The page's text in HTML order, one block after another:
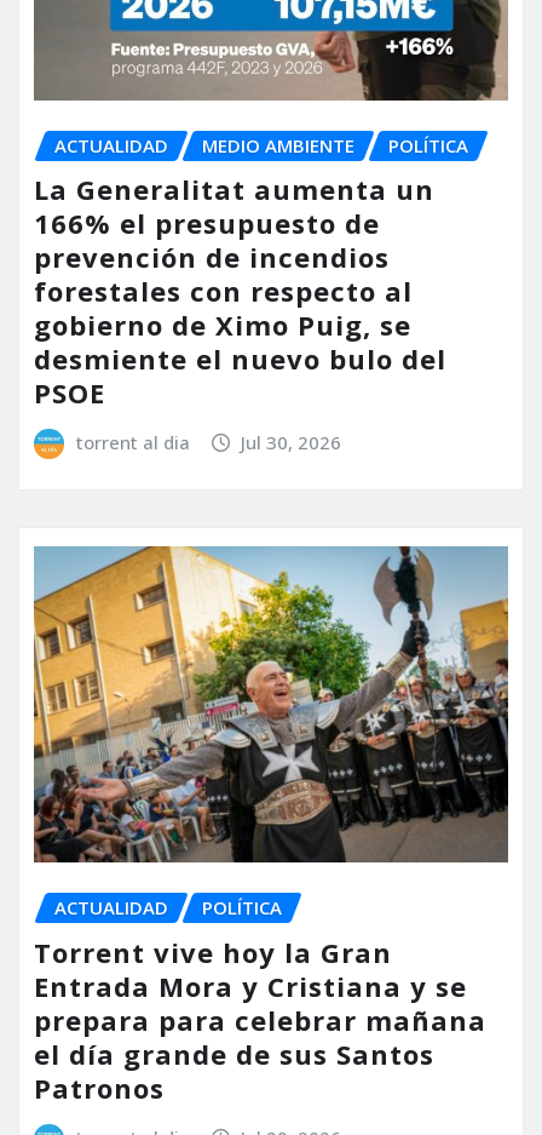
ACTUALIDAD MEDIO AMBIENTE POLÍTICA
La Generalitat aumenta un
166% el presupuesto de
prevención de incendios
forestales con respecto al
gobierno de Ximo Puig, se
desmiente el nuevo bulo del
PSOE
torrent al dia Jul 30, 2026
ACTUALIDAD POLÍTICA
Torrent vive hoy la Gran
Entrada Mora y Cristiana y se
prepara para celebrar mañana
el día grande de sus Santos
Patronos